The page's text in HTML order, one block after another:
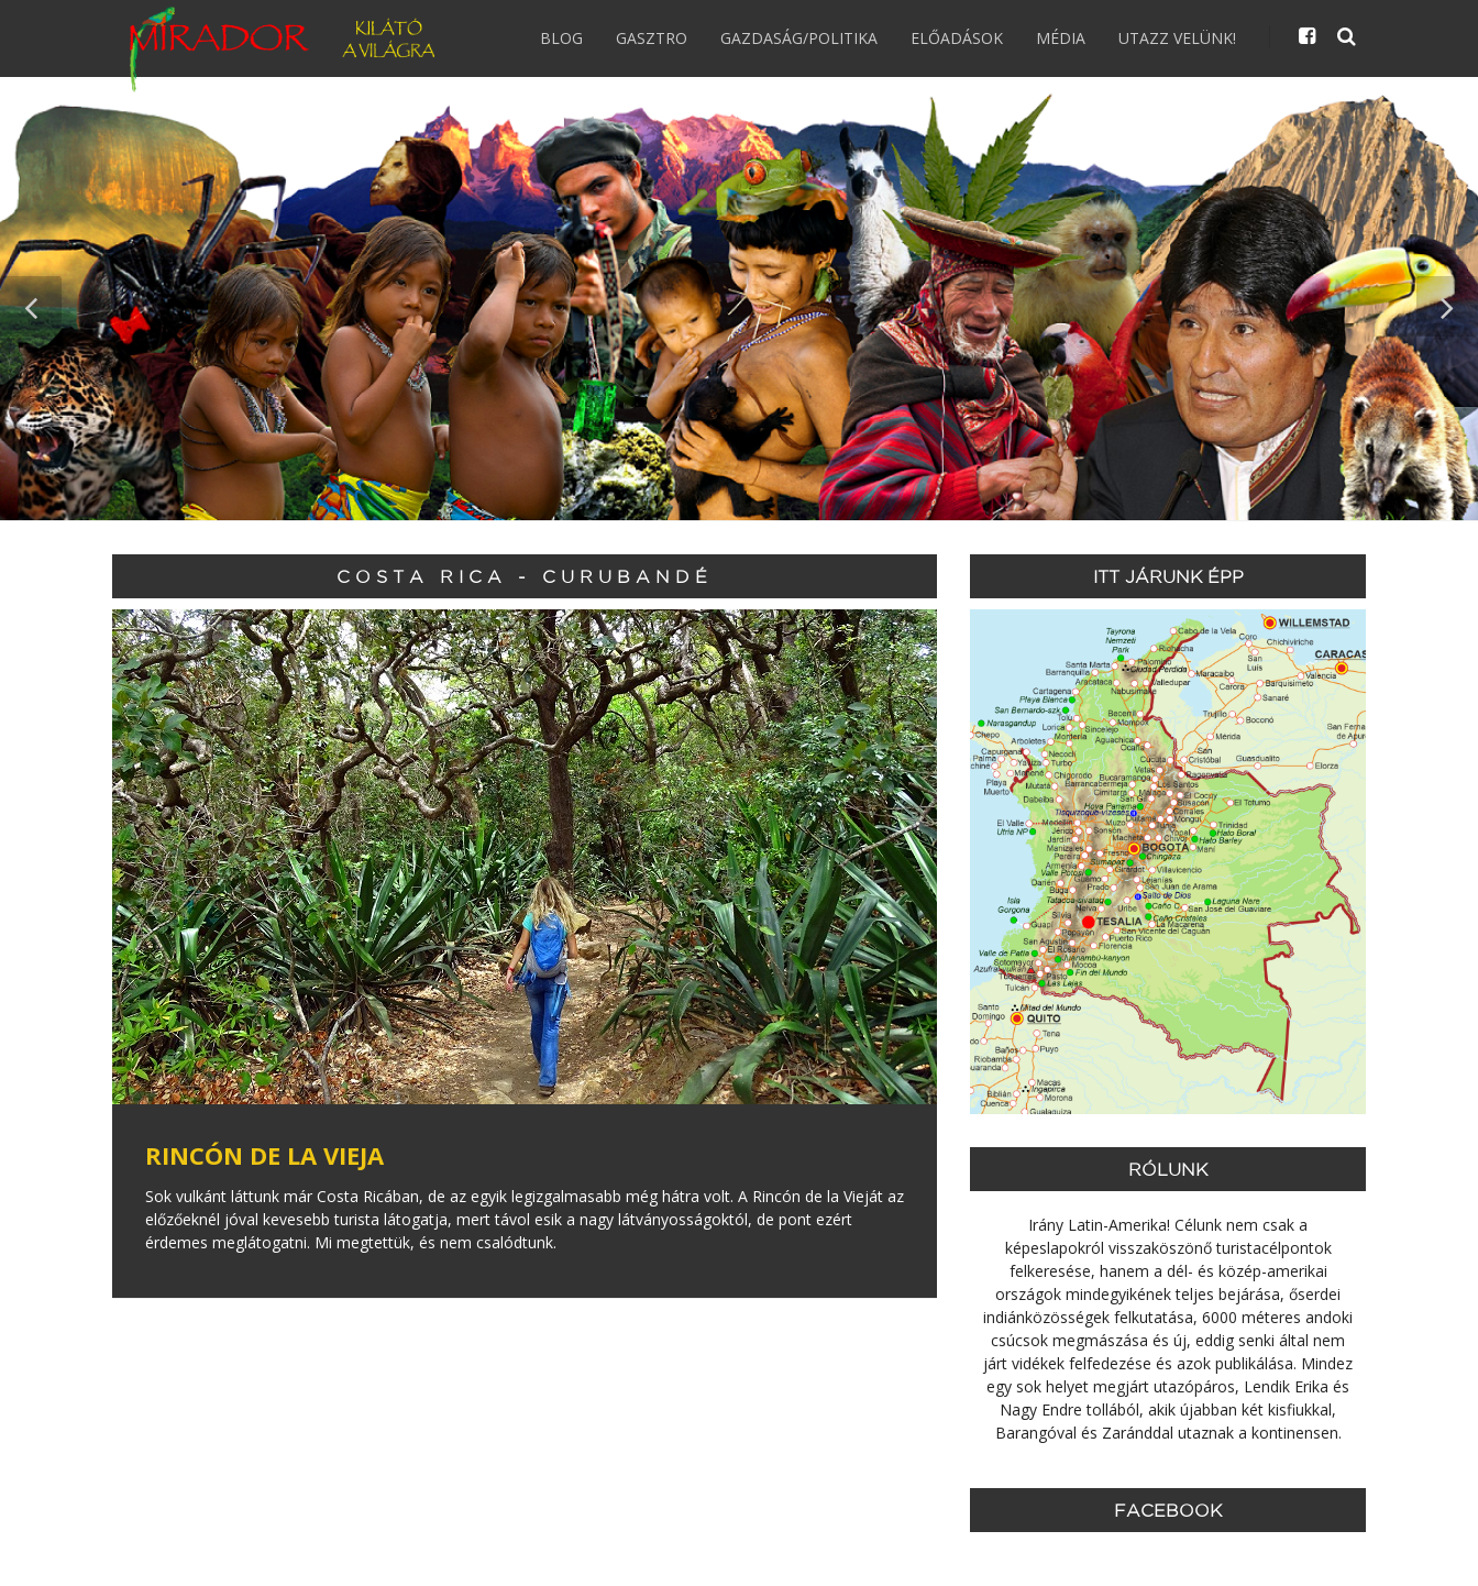
BLOG GASZTRO GAZDASÁG/POLITIKA ELŐADÁSOK MÉDIA UTAZZ VELÜNK!
COSTA RICA - CURUBANDÉ
RINCÓN DE LA VIEJA
Sok vulkánt láttunk már Costa Ricában, de az egyik legizgalmasabb még hátra volt. A Rincón de la Vieját az
előzőeknél jóval kevesebb turista látogatja, mert távol esik a nagy látványosságoktól, de pont ezért
érdemes meglátogatni. Mi megtettük, és nem csalódtunk.
ITT JÁRUNK ÉPP
RÓLUNK
Irány Latin-Amerika! Célunk nem csak a
képeslapokról visszaköszönő turistacélpontok
felkeresése, hanem a dél- és közép-amerikai
országok mindegyikének teljes bejárása, őserdei
indiánközösségek felkutatása, 6000 méteres andoki
csúcsok megmászása és új, eddig senki által nem
járt vidékek felfedezése és azok publikálása. Mindez
egy sok helyet megjárt utazópáros, Lendik Erika és
Nagy Endre tollából, akik újabban két kisfiukkal,
Barangóval és Zaránddal utaznak a kontinensen.
FACEBOOK